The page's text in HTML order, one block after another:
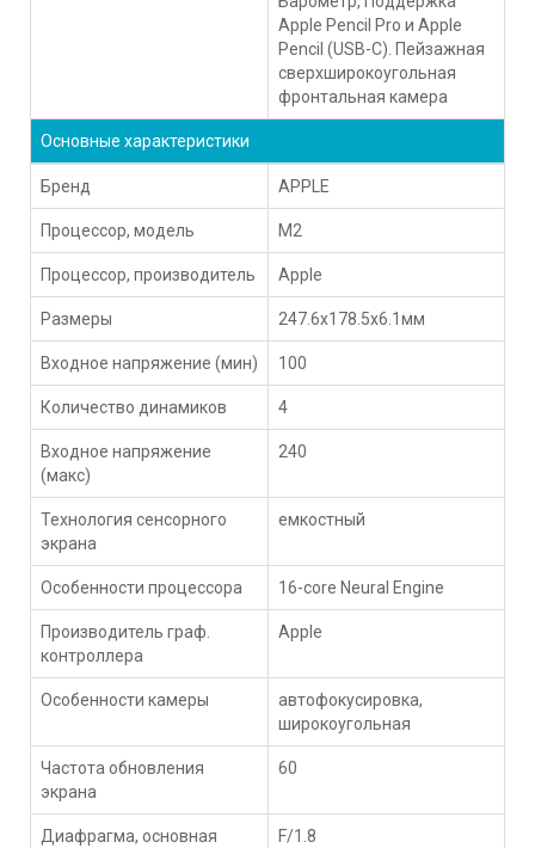
Apple Pencil Pro и Apple
Pencil (USB-C). Пейзажная
сверхширокоугольная
фронтальная камера
Основные характеристики
Бренд APPLE
Процессор, модель M2
Процессор, производитель Apple
Размеры 247.6x178.5x6.1мм
Входное напряжение (мин) 100
Количество динамиков 4
Входное напряжение
(макс)
240
Технология сенсорного
экрана
емкостный
Особенности процессора 16-core Neural Engine
Производитель граф.
контроллера
Apple
Особенности камеры
автофокусировка,
широкоугольная
Частота обновления
экрана
60
Диафрагма, основная
F/1.8